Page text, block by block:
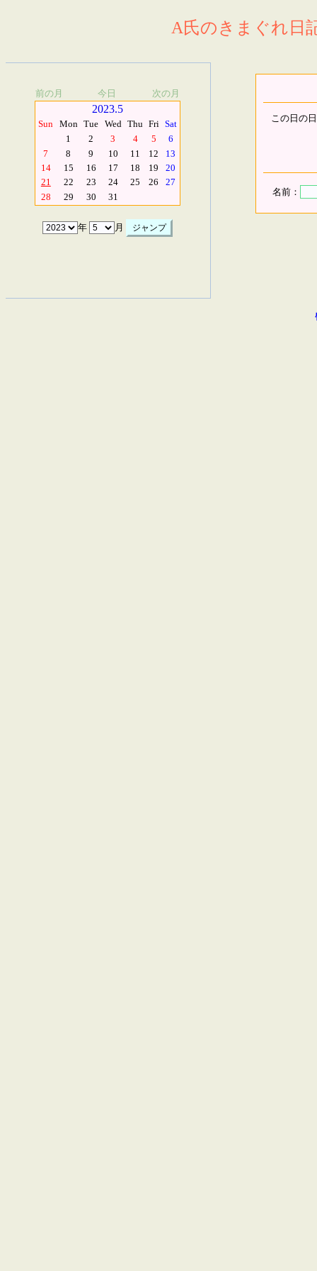
A氏のきまぐれ日
前の月 今日 次の月
2023.5
Sun Mon Tue Wed Thu Fri Sat
1
2 3 4 5
6
7
8 9 10 11 12
13
14
15 16 17 18 19
20
21
22 23 24 25 26
27
28
29 30 31
年 月
この日の
名前：